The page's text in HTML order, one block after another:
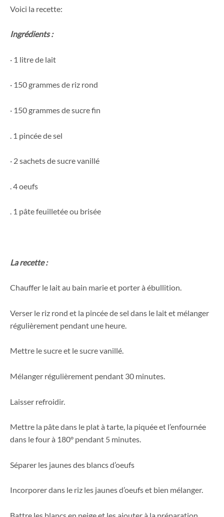
Voici la recette:
Ingrédients :
· 1 litre de lait
· 150 grammes de riz rond
· 150 grammes de sucre fin
. 1 pincée de sel
· 2 sachets de sucre vanillé
. 4 oeufs
. 1 pâte feuilletée ou brisée
La recette :
Chauffer le lait au bain marie et porter à ébullition.
Verser le riz rond et la pincée de sel dans le lait et mélanger
régulièrement pendant une heure.
Mettre le sucre et le sucre vanillé.
Mélanger régulièrement pendant 30 minutes.
Laisser refroidir.
Mettre la pâte dans le plat à tarte, la piquée et l’enfournée
dans le four à 180° pendant 5 minutes.
Séparer les jaunes des blancs d’oeufs
Incorporer dans le riz les jaunes d’oeufs et bien mélanger.